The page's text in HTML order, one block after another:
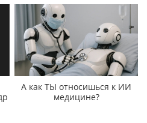
А как ТЫ относишься к ИИ
медицине?